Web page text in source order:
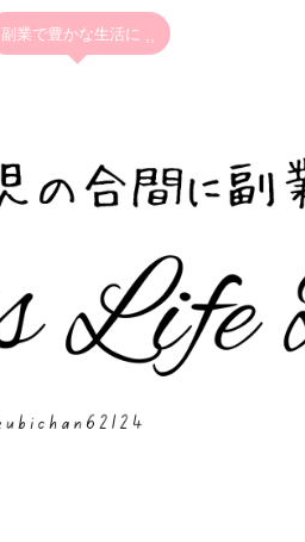
副業で豊かな生活に ⸒⸒